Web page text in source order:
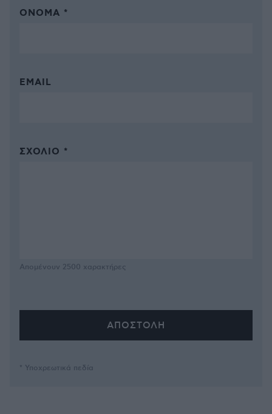
ΌΝΟΜΑ *
EMAIL
ΣΧΌΛΙΟ *
Απομένουν 2500 χαρακτήρες
* Υποχρεωτικά πεδία